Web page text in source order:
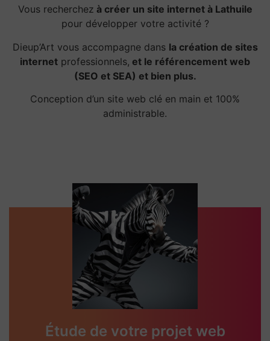
Vous recherchez à créer un site internet à Lathuile
pour développer votre activité ?
Dieup’Art vous accompagne dans la création de sites
internet professionnels, et le référencement web
(SEO et SEA) et bien plus.
Conception d’un site web clé en main et 100%
administrable.
Étude de votre projet web